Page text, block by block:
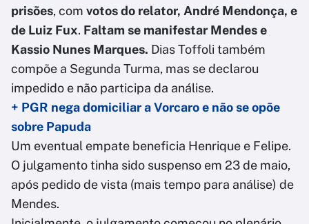
prisões, com votos do relator, André Mendonça, e
de Luiz Fux. Faltam se manifestar Mendes e
Kassio Nunes Marques. Dias Toffoli também
compõe a Segunda Turma, mas se declarou
impedido e não participa da análise.
+ PGR nega domiciliar a Vorcaro e não se opõe
sobre Papuda
Um eventual empate beneficia Henrique e Felipe.
O julgamento tinha sido suspenso em 23 de maio,
após pedido de vista (mais tempo para análise) de
Mendes.